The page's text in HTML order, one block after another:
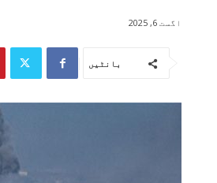
اگست 6, 2025
بانٹیں